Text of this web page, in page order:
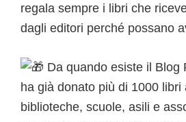
regala sempre i libri che
dagli editori perché possano
Da quando esiste il Blog
ha già donato più di 1000 libri
biblioteche, scuole, asili e